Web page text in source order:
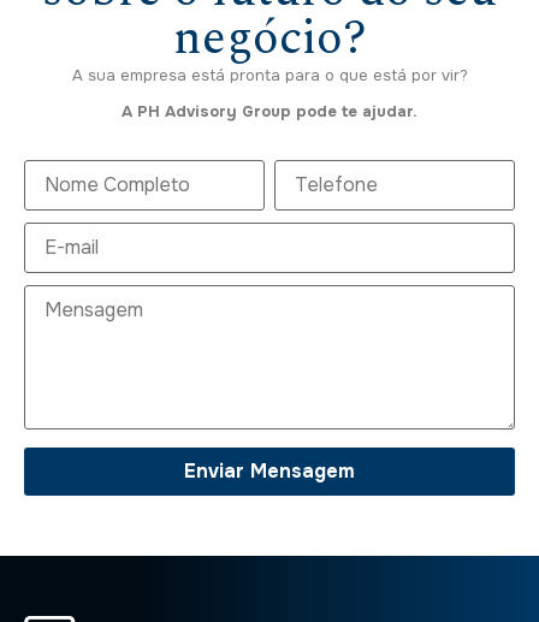
negócio?
A sua empresa está pronta para o que está por vir?
A PH Advisory Group pode te ajudar.